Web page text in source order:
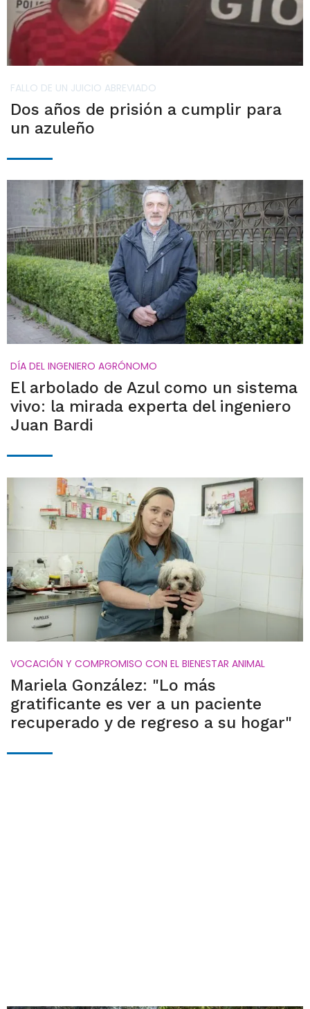
FALLO DE UN JUICIO ABREVIADO
Dos años de prisión a cumplir para
un azuleño
DÍA DEL INGENIERO AGRÓNOMO
El arbolado de Azul como un sistema
vivo: la mirada experta del ingeniero
Juan Bardi
VOCACIÓN Y COMPROMISO CON EL BIENESTAR ANIMAL
Mariela González: "Lo más
gratificante es ver a un paciente
recuperado y de regreso a su hogar"